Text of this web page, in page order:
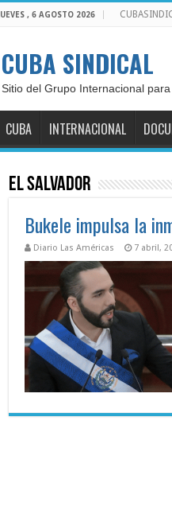
JUEVES , 6 AGOSTO 2026
CUBA SINDICAL
Sitio del Grupo Internacional
CUBA INTERNACIONAL
El Salvador
Bukele impulsa la
Diario Las Américas 7 abril,